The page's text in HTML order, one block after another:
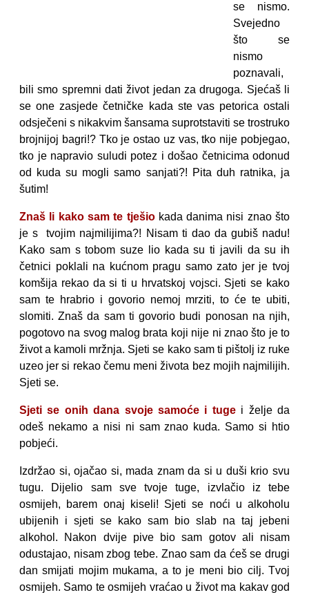
se nismo.
Svejedno
što se
nismo
poznavali,
bili smo spremni dati život jedan za drugoga. Sjećaš li
se one zasjede četničke kada ste vas petorica ostali
odsječeni s nikakvim šansama suprotstaviti se trostruko
brojnijoj bagri!? Tko je ostao uz vas, tko nije pobjegao,
tko je napravio suludi potez i došao četnicima odonud
od kuda su mogli samo sanjati?! Pita duh ratnika, ja
šutim!
Znaš li kako sam te tješiokada danima nisi znao što
je s tvojim najmilijima?! Nisam ti dao da gubiš nadu!
Kako sam s tobom suze lio kada su ti javili da su ih
četnici poklali na kućnom pragu samo zato jer je tvoj
komšija rekao da si ti u hrvatskoj vojsci. Sjeti se kako
sam te hrabrio i govorio nemoj mrziti, to će te ubiti,
slomiti. Znaš da sam ti govorio budi ponosan na njih,
pogotovo na svog malog brata koji nije ni znao što je to
život a kamoli mržnja. Sjeti se kako sam ti pištolj iz ruke
uzeo jer si rekao čemu meni života bez mojih najmilijih.
Sjeti se.
Sjeti se onih dana svoje samoće i tugei želje da
odeš nekamo a nisi ni sam znao kuda. Samo si htio
pobjeći.
Izdržao si, ojačao si, mada znam da si u duši krio svu
tugu. Dijelio sam sve tvoje tuge, izvlačio iz tebe
osmijeh, barem onaj kiseli! Sjeti se noći u alkoholu
ubijenih i sjeti se kako sam bio slab na taj jebeni
alkohol. Nakon dvije pive bio sam gotov ali nisam
odustajao, nisam zbog tebe. Znao sam da ćeš se drugi
dan smijati mojim mukama, a to je meni bio cilj. Tvoj
osmijeh. Samo te osmijeh vraćao u život ma kakav god